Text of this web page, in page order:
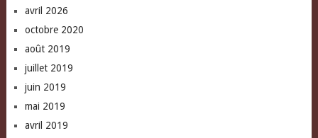
avril 2026
octobre 2020
août 2019
juillet 2019
juin 2019
mai 2019
avril 2019